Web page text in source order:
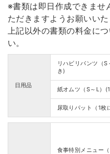
※書類は即日作成できませ
ただきますようお願いいた
上記以外の書類の料金に
い。
日用品
リハビリパンツ（
き)
紙オムツ（S～L）
尿取りパット（1枚
食事特別メニュー（